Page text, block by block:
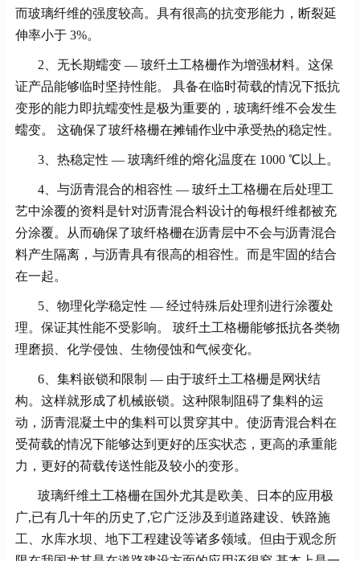
而玻璃纤维的强度较高。具有很高的抗变形能力，断裂延
伸率小于 3%。
2、无长期蠕变 — 玻纤土工格栅作为增强材料。这保
证产品能够临时坚持性能。 具备在临时荷载的情况下抵抗
变形的能力即抗蠕变性是极为重要的，玻璃纤维不会发生
蠕变。 这确保了玻纤格栅在摊铺作业中承受热的稳定性。
3、热稳定性 — 玻璃纤维的熔化温度在 1000 ℃以上。
4、与沥青混合的相容性 — 玻纤土工格栅在后处理工
艺中涂覆的资料是针对沥青混合料设计的每根纤维都被充
分涂覆。从而确保了玻纤格栅在沥青层中不会与沥青混合
料产生隔离，与沥青具有很高的相容性。而是牢固的结合
在一起。
5、物理化学稳定性 — 经过特殊后处理剂进行涂覆处
理。保证其性能不受影响。 玻纤土工格栅能够抵抗各类物
理磨损、化学侵蚀、生物侵蚀和气候变化。
6、集料嵌锁和限制 — 由于玻纤土工格栅是网状结
构。这样就形成了机械嵌锁。这种限制阻碍了集料的运
动，沥青混凝土中的集料可以贯穿其中。使沥青混合料在
受荷载的情况下能够达到更好的压实状态，更高的承重能
力，更好的荷载传送性能及较小的变形。
玻璃纤维土工格栅在国外尤其是欧美、日本的应用极
广,已有几十年的历史了,它广泛涉及到道路建设、铁路施
工、水库水坝、地下工程建设等诸多领域。但由于观念所